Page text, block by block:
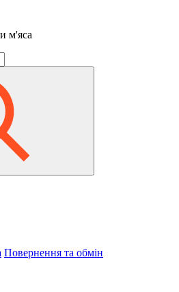
м'яса
Повернення та обмін